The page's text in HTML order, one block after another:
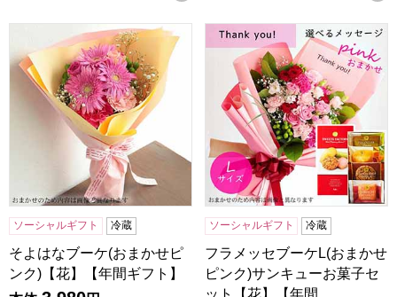
そよはなブーケ(おまかせピンク)【花】【年間ギフト】
ソーシャルギフト 冷蔵
そよはなブーケ(おまかせピ
ンク)【花】【年間ギフト】
フラメッセブーケL(おまか
ソーシャルギフト 冷蔵
フラメッセブーケL(おまかせ
ピンク)サンキューお菓子セ